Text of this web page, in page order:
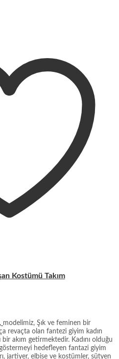
Kostümü Takım
modelimiz, Şık ve feminen bir
revaçta olan fantezi giyim kadın
bir akım getirmektedir. Kadını olduğu
hedefleyen fantazi giyim
jartiyer, elbise ve kostümler, sütyen